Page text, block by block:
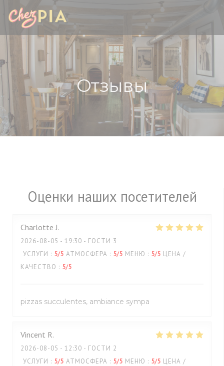
Панель управления cookies
Отзывы
Оценки наших посетителей
Charlotte J
2026-08-05 - 19:30 - ГОСТИ 3
УСЛУГИ : 5/5 АТМОСФЕРА : 5/5 МЕНЮ : 5/5 ЦЕНА /
КАЧЕСТВО : 5/5
pizzas succulentes, ambiance sympa
Vincent R
2026-08-05 - 12:30 - ГОСТИ 2
УСЛУГИ : 5/5 АТМОСФЕРА : 5/5 МЕНЮ : 5/5 ЦЕНА /